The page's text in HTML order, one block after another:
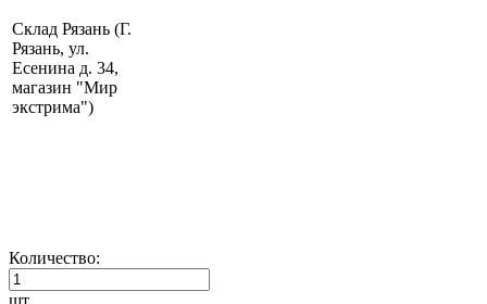
Склад Рязань (Г.
Рязань, ул.
Есенина д. 34,
магазин "Мир
экстрима")
Количество:
шт